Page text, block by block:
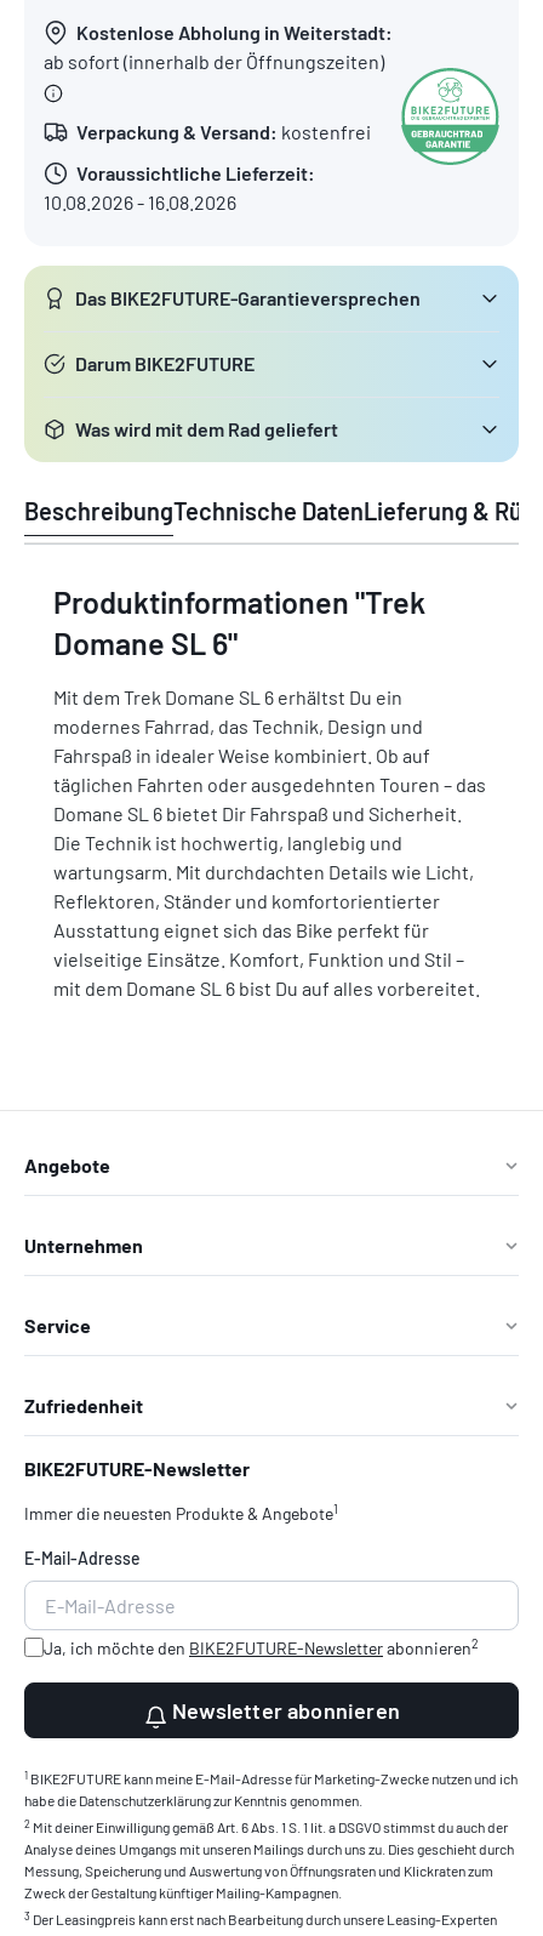
Kostenlose Abholung in Weiterstadt:
ab sofort (innerhalb der Öffnungszeiten)
Verpackung & Versand: kostenfrei
Voraussichtliche Lieferzeit:
10.08.2026 - 16.08.2026
Das BIKE2FUTURE-Garantieversprechen
Darum BIKE2FUTURE
Was wird mit dem Rad geliefert
BeschreibungTechnische DatenLieferung &
Produktinformationen "Trek
Domane SL 6"
Mit dem Trek Domane SL 6 erhältst Du ein
modernes Fahrrad, das Technik, Design und
Fahrspaß in idealer Weise kombiniert. Ob auf
täglichen Fahrten oder ausgedehnten Touren – das
Domane SL 6 bietet Dir Fahrspaß und Sicherheit.
Die Technik ist hochwertig, langlebig und
wartungsarm. Mit durchdachten Details wie Licht,
Reflektoren, Ständer und komfortorientierter
Ausstattung eignet sich das Bike perfekt für
vielseitige Einsätze. Komfort, Funktion und Stil –
mit dem Domane SL 6 bist Du auf alles vorbereitet.
Angebote
Unternehmen
Service
Zufriedenheit
BIKE2FUTURE-Newsletter
Immer die neuesten Produkte & Angebote1
E-Mail-Adresse
Ja, ich möchte den BIKE2FUTURE-Newsletterabonnieren2
Newsletter abonnieren
1 BIKE2FUTURE kann meine E-Mail-Adresse für Marketing-Zwecke nutzen und ich
habe die Datenschutzerklärung zur Kenntnis genommen.
2 Mit deiner Einwilligung gemäß Art. 6 Abs. 1 S. 1 lit. a DSGVO stimmst du auch der
Analyse deines Umgangs mit unseren Mailings durch uns zu. Dies geschieht durch
Messung, Speicherung und Auswertung von Öffnungsraten und Klickraten zum
Zweck der Gestaltung künftiger Mailing-Kampagnen.
3 Der Leasingpreis kann erst nach Bearbeitung durch unsere Leasing-Experten